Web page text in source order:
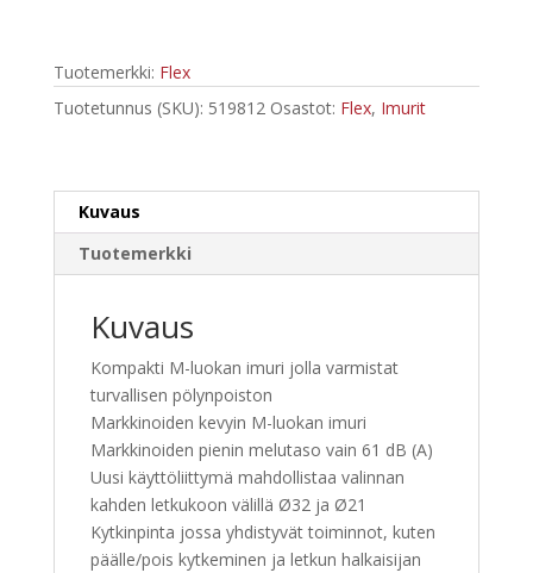
Set
märkä-
W
määrä
Tuotemerkki: Flex
Tuotetunnus (SKU): 519812 Osastot: Flex, Imurit
Kuvaus
Tuotemerkki
Kuvaus
Kompakti M-luokan imuri jolla varmistat
turvallisen pölynpoiston
Markkinoiden kevyin M-luokan imuri
Markkinoiden pienin melutaso vain 61 dB (A)
Uusi käyttöliittymä mahdollistaa valinnan
kahden letkukoon välillä Ø32 ja Ø21
Kytkinpinta jossa yhdistyvät toiminnot, kuten
päälle/pois kytkeminen ja letkun halkaisijan